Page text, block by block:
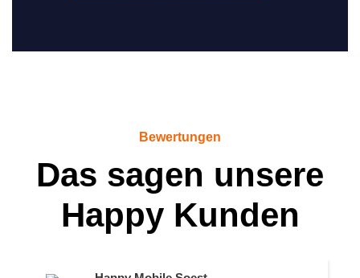
Bewertungen
Das sagen unsere
Happy Kunden